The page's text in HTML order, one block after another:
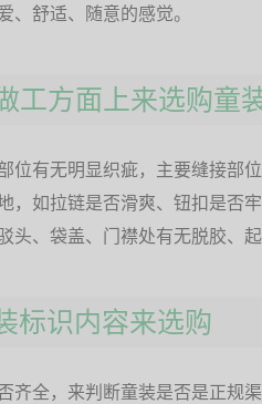
、舒适、随意的感觉。
工方面上来选购童
位有无明显织疵，主要缝接部
，如拉链是否滑爽、钮扣是否
头、袋盖、门襟处有无脱胶、
标识内容来选购
齐全，来判断童装是否是正规